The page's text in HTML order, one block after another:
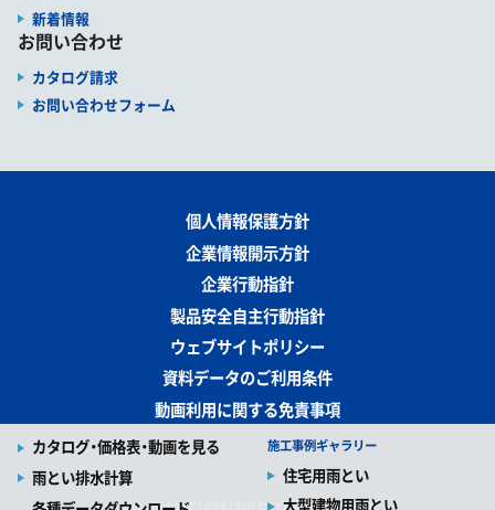
カタログ・価格表・動画を見る
雨とい排水計算
施工事例ギャラリー
住宅用雨とい
大型建物用雨とい
新着情報
お問い合わせ
カタログ請求
お問い合わせフォーム
個人情報保護方針
企業情報開示方針
企業行動指針
製品安全自主行動指針
ウェブサイトポリシー
資料データのご利用条件
動画利用に関する免責事項
Copyright (C) SEKISUI CHEMICAL CO., LTD